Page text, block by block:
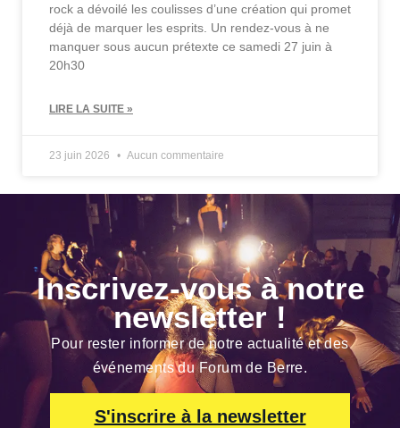
rock a dévoilé les coulisses d’une création qui promet
déjà de marquer les esprits. Un rendez-vous à ne
manquer sous aucun prétexte ce samedi 27 juin à
20h30
LIRE LA SUITE »
23 juin 2026 Aucun commentaire
Inscrivez-vous à notre
newsletter !
Pour rester informer de notre actualité et des
événements du Forum de Berre.
S'inscrire à la newsletter